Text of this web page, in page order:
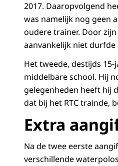
2017. Daaropvolgend
was namelijk nog geen
oudere trainer. Door
aanvankelijk niet durfde
Het tweede, destijds
middelbare school. Hij
gelegenheden heeft hij
dat bij het RTC trainde,
Extra
Na de twee eerste
verschillende